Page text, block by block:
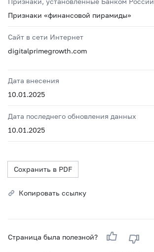
Признаки «финансовой пирамиды»
Сайт в сети Интернет
digitalprimegrowth.com
Дата внесения
10.01.2025
Дата последнего обновления данных
10.01.2025
Сохранить в PDF
Копировать ссылку
Страница была полезной?